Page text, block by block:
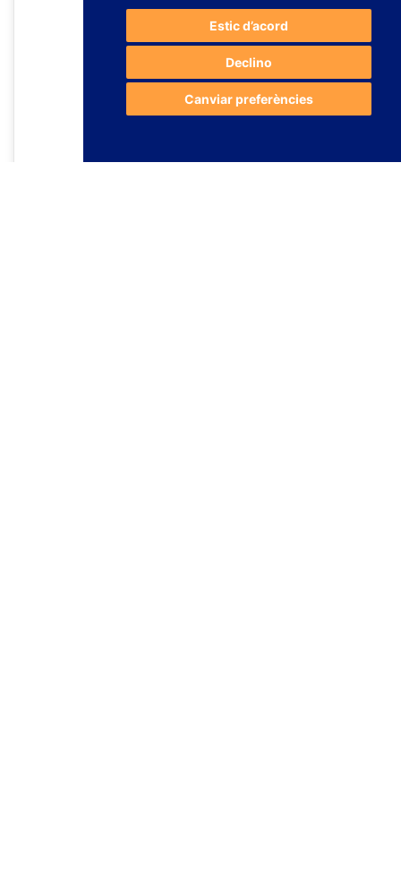
Estic d’acord
Declino
Canviar preferències